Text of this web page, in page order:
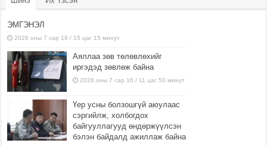
ЭМГЭНЭЛ
2026 оны 7 сар 19 / 15 цаг 15 минут
Аяллаа зөв төлөвлөхийг
иргэдэд зөвлөж байна
2026 оны 7 сар 16 / 11 цаг 50 минут
Үер усны болзошгүй аюулаас
сэргийлж, холбогдох
байгууллагууд өндөржүүлсэн
бэлэн байдалд ажиллаж байна